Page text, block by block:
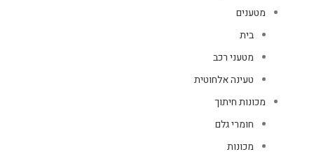
מטענים
בית
מטעני רכב
טעינה אלחוטית
מכונות חיתוך
חומרי גלם
מכונות